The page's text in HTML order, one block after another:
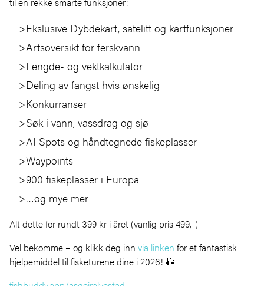
Ekslusive Dybdekart, satelitt og kartfunksjoner
Artsoversikt for ferskvann
Lengde- og vektkalkulator
Deling av fangst hvis ønskelig
Konkurranser
Søk i vann, vassdrag og sjø
AI Spots og håndtegnede fiskeplasser
Waypoints
900 fiskeplasser i Europa
…og mye mer
Alt dette for rundt 399 kr i året (vanlig pris 499,-)
Vel bekomme – og klikk deg inn via linken for et fantastisk
hjelpemiddel til fisketurene dine i 2026! 🎣